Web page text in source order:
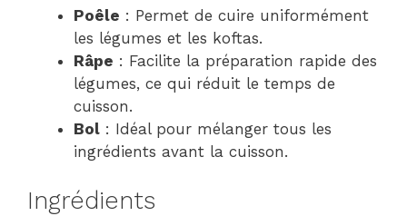
Poêle : Permet de cuire uniformément
les légumes et les koftas.
Râpe : Facilite la préparation rapide des
légumes, ce qui réduit le temps de
cuisson.
Bol : Idéal pour mélanger tous les
ingrédients avant la cuisson.
Ingrédients